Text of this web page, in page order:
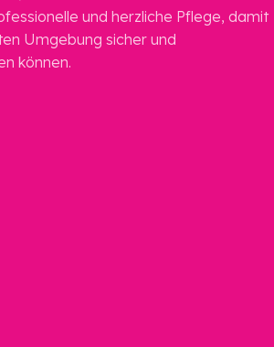
und herzliche Pflege, damit
Umgebung sicher und
können.